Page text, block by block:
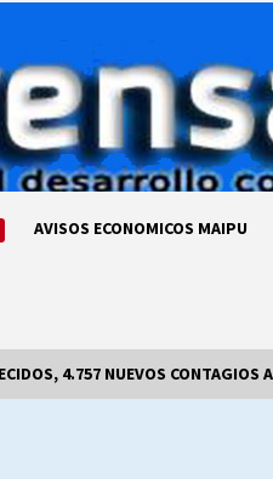
AVISOS ECONOMICOS MAIPU
4.757 NUEVOS CONTAGIOS